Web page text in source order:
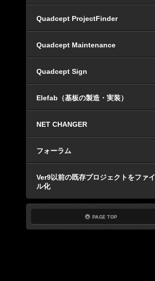
Quadcept ProjectFinder
Quadcept Maintenance
Quadcept Sign
Elefab（基板の製造・実装）
NET CHANGER
フォーラム
Ver9以前の既存プロジェクトをファイ
ル化